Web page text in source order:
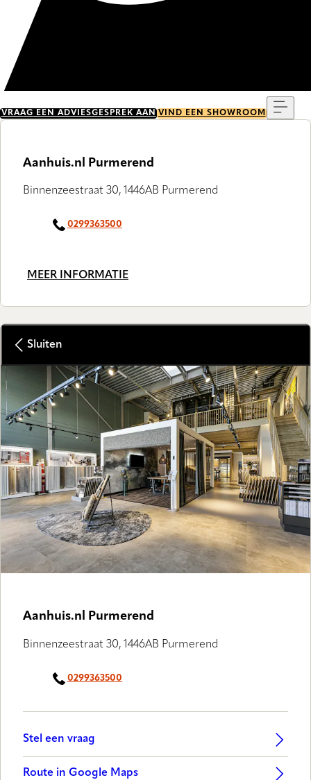
VRAAG EEN ADVIESGESPREK AAN VIND EEN SHOWROOM
Aanhuis.nl Purmerend
Binnenzeestraat 30, 1446AB Purmerend
0299363500
MEER INFORMATIE
Sluiten
Aanhuis.nl Purmerend
Binnenzeestraat 30, 1446AB Purmerend
0299363500
Stel een vraag
Route in Google Maps